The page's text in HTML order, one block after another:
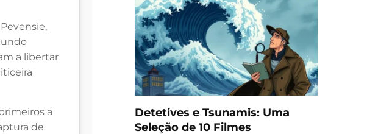
a libertar
a
de
Detetives e Tsunamis: Uma
Seleção de 10 Filmes